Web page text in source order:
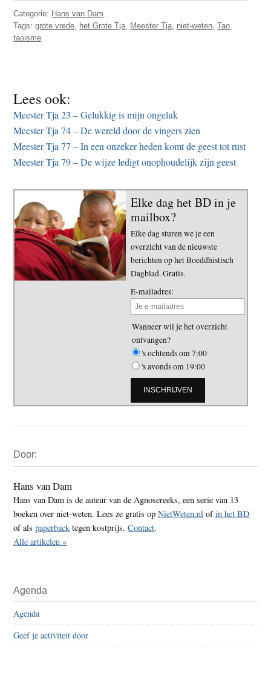
Categorie: Hans van Dam
Tags:grote vrede, het Grote Tja, Meester Tja, niet-weten,Tao,
taoisme
Lees ook:
Meester Tja 23 – Gelukkig is mijn ongeluk
Meester Tja 74 – De wereld door de vingers zien
Meester Tja 77 – In een onzeker heden komt de geest tot rust
Meester Tja 79 – De wijze ledigt onophoudelijk zijn geest
Elke dag het BD in je
mailbox?
Elke dag sturen we je een
overzicht van de nieuwste
berichten op het Boeddhistisch
Dagblad. Gratis.
E-mailadres:
Wanneer wil je het overzicht
ontvangen?
's ochtends om 7:00
's avonds om 19:00
Sidebar
Door:
Hans van Dam
Hans van Dam is de auteur van de Agnosereeks, een serie van 13
boeken over niet-weten. Lees ze gratis opNietWeten.nl ofin het BD
of alspaperback tegen kostprijs.Contact.
Alle artikelen »
Agenda
Agenda
Geef je activiteit door